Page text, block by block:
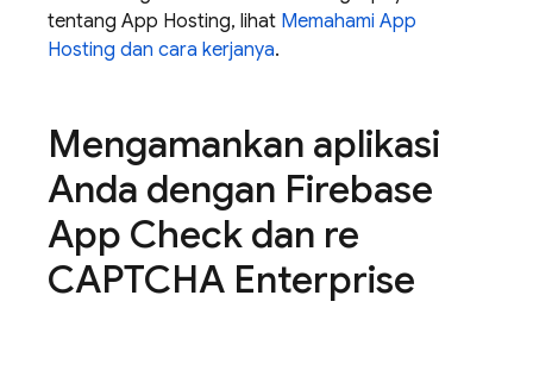
tentang App Hosting, lihat Memahami App
Hosting dan cara kerjanya.
Mengamankan aplikasi
Anda dengan Firebase
App Check dan re
CAPTCHA Enterprise